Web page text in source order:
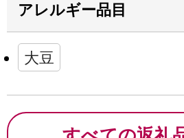
アレルギー品目
大豆